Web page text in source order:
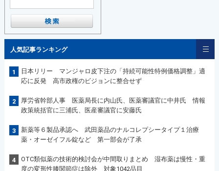
人気記事ランキング
1
日本リリー マンジャロ皮下注の「持続可能性特例価格調整」適
応に反発 高市政権のビジョンに整合せず
2
厚労省幹部人事 医薬局長に内山氏、医薬審議官に中井氏 情報
政策統括官に三浦氏、医産審議官に安藤氏
3
新薬等６製品承認へ 武田薬品のナルコレプシータイプ１治療
薬・オーゼイフル錠など 第一部会が了承
4
OTC類似薬の技術的検討会が中間取りまとめ 湿布薬は慢性・重
度の変形性膝関節症は除外 対象1042品目